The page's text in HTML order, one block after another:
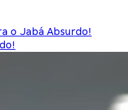
o Jabá Absurdo!